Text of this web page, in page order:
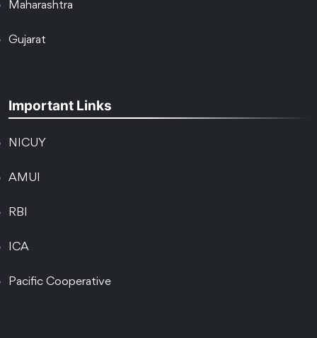
Maharashtra
Gujarat
Important Links
NICUY
AMUI
RBI
ICA
Pacific Cooperative